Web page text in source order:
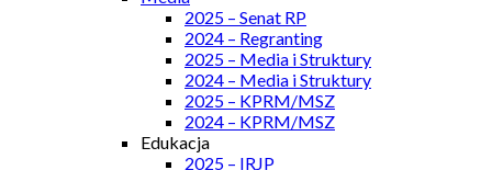
2025 – Senat RP
2024 – Regranting
2025 – Media i Struktury
2024 – Media i Struktury
2025 – KPRM/MSZ
2024 – KPRM/MSZ
Edukacja
2025 – IRJP